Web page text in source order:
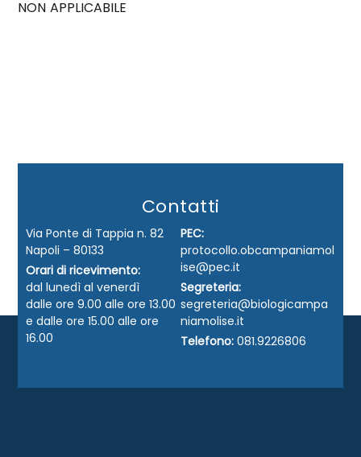
NON APPLICABILE
Contatti
Via Ponte di Tappia n. 82
Napoli – 80133
Orari di ricevimento:
dal lunedì al venerdì
dalle ore 9.00 alle ore 13.00
e dalle ore 15.00 alle ore
16.00
PEC:
protocollo.obcampaniamol
ise@pec.it
Segreteria:
segreteria@biologicampa
niamolise.it
Telefono: 081.9226806